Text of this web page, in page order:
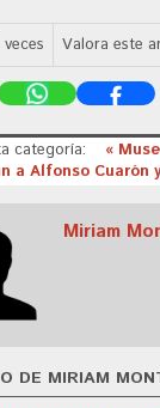
veces Valora este
categoría:
«
a Alfonso Cuarón
Miriam
DE MIRIAM